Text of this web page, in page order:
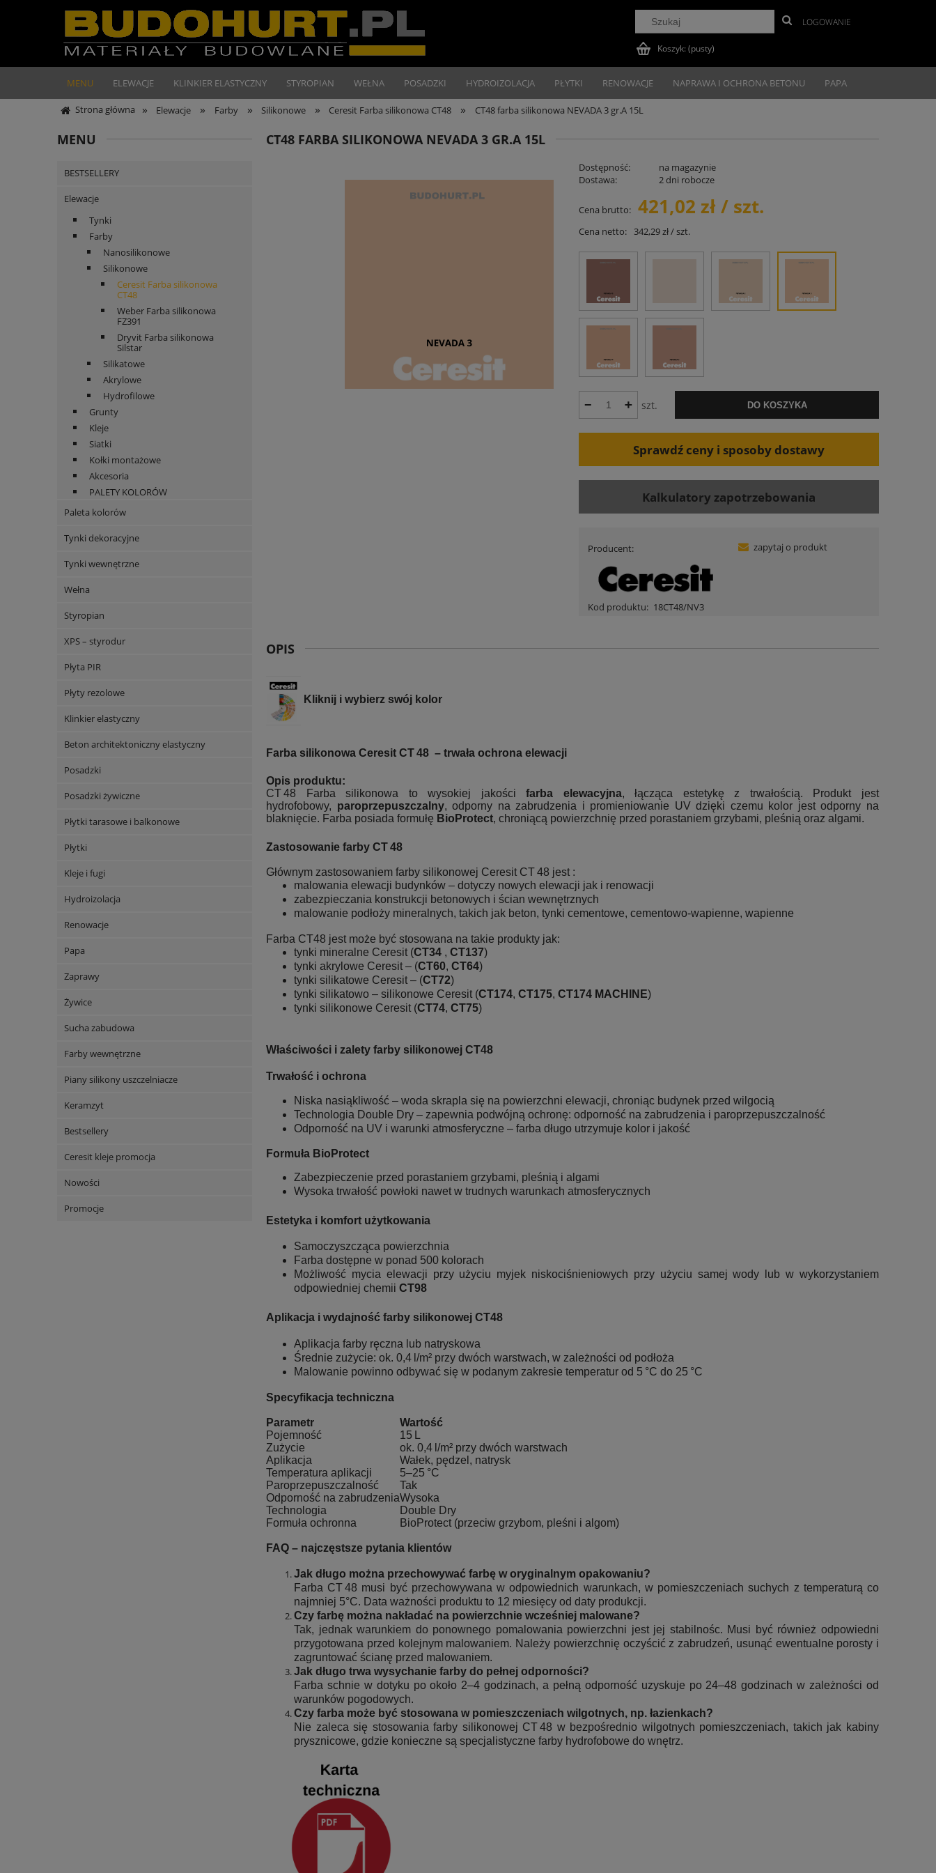
Koszyk: (pusty)
LOGOWANIE
MENU ELEWACJE KLINKIER ELASTYCZNY STYROPIAN WEŁNA POSADZKI HYDROIZOLACJA PŁYTKI RENOWACJE NAPRAWA I OCHRONA BETONU PAPA
Strona główna » Elewacje » Farby » Silikonowe » Ceresit Farba silikonowa CT48 » CT48 farba silikonowa NEVADA 3 gr.A 15L
MENU
BESTSELLERY
Elewacje
Tynki
Farby
Nanosilikonowe
Silikonowe
Ceresit Farba silikonowa
CT48
Weber Farba silikonowa
FZ391
Dryvit Farba silikonowa
Silstar
Silikatowe
Akrylowe
Hydrofilowe
Grunty
Kleje
Siatki
Kołki montażowe
Akcesoria
PALETY KOLORÓW
Paleta kolorów
Tynki dekoracyjne
Tynki wewnętrzne
Wełna
Styropian
XPS – styrodur
Płyta PIR
Płyty rezolowe
Klinkier elastyczny
Beton architektoniczny elastyczny
Posadzki
Posadzki żywiczne
Płytki tarasowe i balkonowe
Płytki
Kleje i fugi
Hydroizolacja
Renowacje
Papa
Zaprawy
Żywice
Sucha zabudowa
Farby wewnętrzne
Piany silikony uszczelniacze
Keramzyt
Bestsellery
Ceresit kleje promocja
Nowości
Promocje
CT48 FARBA SILIKONOWA NEVADA 3 GR.A 15L
Dostępność:
na magazynie
Dostawa:
2 dni robocze
Cena brutto: 421,02 zł / szt.
Cena netto: 342,29 zł / szt.
szt. DO KOSZYKA
Sprawdź ceny i sposoby dostawy
Kalkulatory zapotrzebowania
Producent:
Kod produktu: 18CT48/NV3
zapytaj o produkt
OPIS
Kliknij i wybierz swój kolor
Farba silikonowa Ceresit CT48 – trwała ochrona elewacji
Opis produktu:
CT 48 Farba silikonowa to wysokiej jakościfarba elewacyjna, łącząca estetykę z trwałością. Produkt jest
hydrofobowy, paroprzepuszczalny, odporny na zabrudzenia i promieniowanie UV dzięki czemu kolor jest odporny na
blaknięcie. Farba posiada formułę BioProtect, chroniącą powierzchnię przed porastaniem grzybami, pleśnią oraz algami.
Zastosowanie farby CT48
Głównym zastosowaniem farby silikonowej Ceresit CT 48 jest :
malowania elewacji budynków – dotyczy nowych elewacji jak i renowacji
zabezpieczania konstrukcji betonowych i ścian wewnętrznych
malowanie podłoży mineralnych, takich jak beton, tynki cementowe, cementowo-wapienne, wapienne
Farba CT48 jest może być stosowana na takie produkty jak:
tynki mineralne Ceresit (CT34 , CT137)
tynki akrylowe Ceresit – (CT60, CT64)
tynki silikatowe Ceresit – (CT72)
tynki silikatowo – silikonowe Ceresit (CT174, CT175, CT174 MACHINE)
tynki silikonowe Ceresit (CT74, CT75)
Właściwości i zalety farby silikonowej CT48
Trwałość i ochrona
Niska nasiąkliwość – woda skrapla się na powierzchni elewacji, chroniąc budynek przed wilgocią
Technologia Double Dry – zapewnia podwójną ochronę: odporność na zabrudzenia i paroprzepuszczalność
Odporność na UV i warunki atmosferyczne – farba długo utrzymuje kolor i jakość
Formuła BioProtect
Zabezpieczenie przed porastaniem grzybami, pleśnią i algami
Wysoka trwałość powłoki nawet w trudnych warunkach atmosferycznych
Estetyka i komfort użytkowania
Samoczyszcząca powierzchnia
Farba dostępne w ponad 500 kolorach
Możliwość mycia elewacji przy użyciu myjek niskociśnieniowych przy użyciu samej wody lub w wykorzystaniem
odpowiedniej chemii CT98
Aplikacja i wydajność farby silikonowej CT48
Aplikacja farby ręczna lub natryskowa
Średnie zużycie: ok. 0,4 l/m² przy dwóch warstwach, w zależności od podłoża
Malowanie powinno odbywać się w podanym zakresie temperatur od 5 °C do 25 °C
Specyfikacja techniczna
Parametr
Wartość
Pojemność
15 L
Zużycie
ok. 0,4 l/m² przy dwóch warstwach
Aplikacja
Wałek, pędzel, natrysk
Temperatura aplikacji
5–25 °C
Paroprzepuszczalność
Tak
Odporność na zabrudzeniaWysoka
Technologia
Double Dry
Formuła ochronna
BioProtect (przeciw grzybom, pleśni i algom)
FAQ – najczęstsze pytania klientów
Jak długo można przechowywać farbę w oryginalnym opakowaniu?
Farba CT 48 musi być przechowywana w odpowiednich warunkach, w pomieszczeniach suchych z temperaturą co
najmniej 5°C. Data ważności produktu to 12 miesięcy od daty produkcji.
Czy farbę można nakładać na powierzchnie wcześniej malowane?
Tak, jednak warunkiem do ponownego pomalowania powierzchni jest jej stabilnośc. Musi być również odpowiedni
przygotowana przed kolejnym malowaniem. Należy powierzchnię oczyścić z zabrudzeń, usunąć ewentualne porosty i
zagruntować ścianę przed malowaniem.
Jak długo trwa wysychanie farby do pełnej odporności?
Farba schnie w dotyku po około 2–4 godzinach, a pełną odporność uzyskuje po 24–48 godzinach w zależności od
warunków pogodowych.
Czy farba może być stosowana w pomieszczeniach wilgotnych, np. łazienkach?
Nie zaleca się stosowania farby silikonowej CT 48 w bezpośrednio wilgotnych pomieszczeniach, takich jak kabiny
prysznicowe, gdzie konieczne są specjalistyczne farby hydrofobowe do wnętrz.